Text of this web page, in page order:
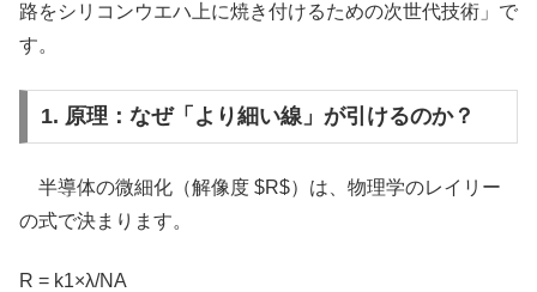
路をシリコンウエハ上に焼き付けるための次世代技術」で
す。
1. 原理：なぜ「より細い線」が引けるのか？
半導体の微細化（解像度 $R$）は、物理学のレイリー
の式で決まります。
R = k1×λ/NA